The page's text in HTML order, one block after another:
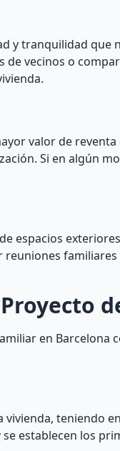
y tranquilidad
vecinos o
valor de
Si en algún
espacios
reuniones
en Barcelona
vivienda, teniendo
establecen los